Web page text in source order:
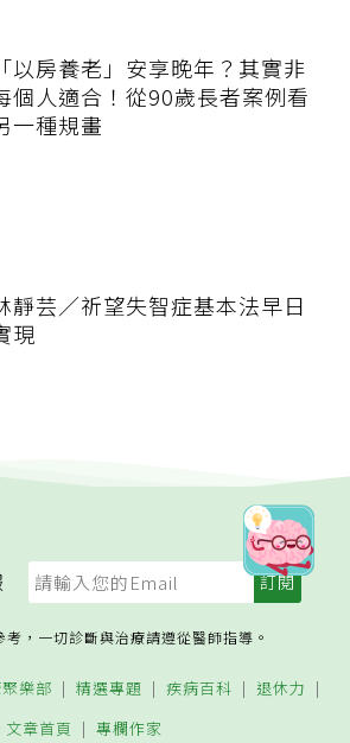
「以房養老」安享晚年？其實非
個人適合！從90歲長者案例看
一種規畫
靜芸／祈望失智症基本法早日
現
，一切診斷與治療請遵從醫師指導。
樂部 精選專題 疾病百科
退休力
文章首頁
專欄作家